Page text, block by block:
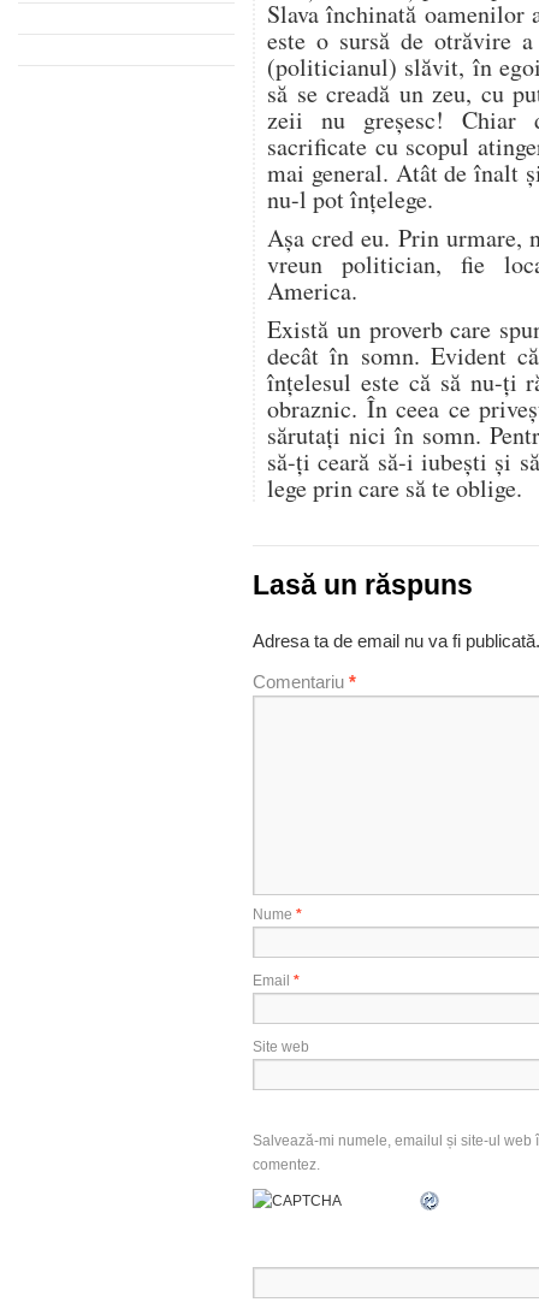
Slava închinată
este o sursă de otrăvire
(politicianul) slăvit, în
să se creadă un zeu, cu
zeii nu greşesc! Chiar
sacrificate cu scopul
mai general. Atât de înalt
nu-l pot înţelege.
Aşa cred eu. Prin urmare,
vreun politician, fie
America.
Există un proverb care
decât în somn. Evident
înţelesul este că să nu-ţi
obraznic. În ceea ce
sărutaţi nici în somn.
să-ţi ceară să-i iubeşti şi
lege prin care să te oblige.
Lasă un răspuns
Adresa ta de email nu va fi publicată.
Comentariu *
Nume *
Email *
Site web
Salvează-mi numele, emailul și site-ul
comentez.